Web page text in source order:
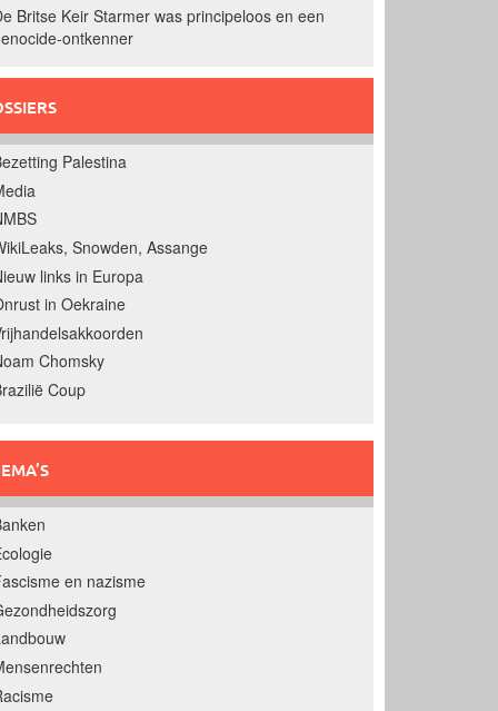
Britse Keir Starmer was principeloos en een
ontkenner
Palestina
Snowden, Assange
links in Europa
in Oekraine
Chomsky
Coup
en nazisme